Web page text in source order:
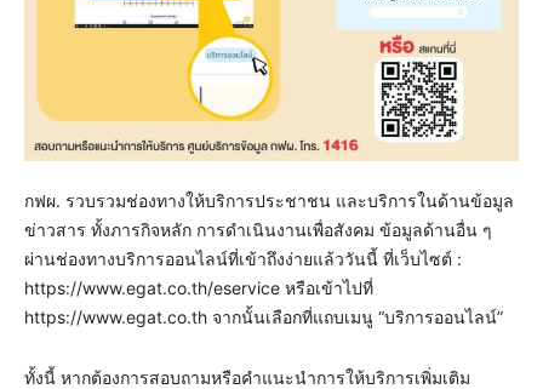
กฟผ. รวบรวมช่องทางให้บริการประชาชน และบริการในด้านข้อมูล
ข่าวสาร ทั้งภารกิจหลัก การดำเนินงานเพื่อสังคม ข้อมูลด้านอื่น ๆ
ผ่านช่องทางบริการออนไลน์ที่เข้าถึงง่ายแล้ววันนี้ ที่เว็บไซต์ :
https://www.egat.co.th/eservice หรือเข้าไปที่
https://www.egat.co.th จากนั้นเลือกที่แถบเมนู “บริการออนไลน์”
ทั้งนี้ หากต้องการสอบถามหรือคำแนะนำการให้บริการเพิ่มเติม